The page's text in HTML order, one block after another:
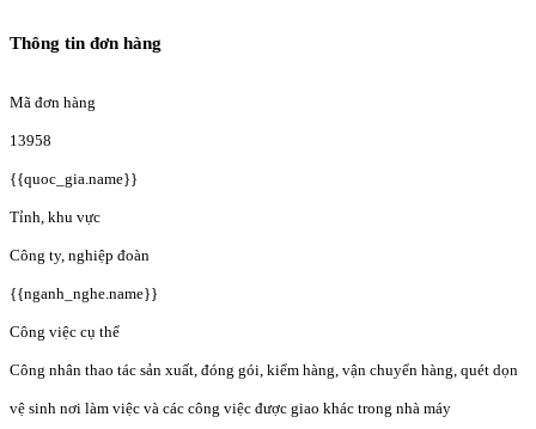
Thông tin đơn hàng
Mã đơn hàng
13958
{{quoc_gia.name}}
Tỉnh, khu vực
Công ty, nghiệp đoàn
{{nganh_nghe.name}}
Công việc cụ thể
Công nhân thao tác sản xuất, đóng gói, kiểm hàng, vận chuyển hàng, quét dọn
vệ sinh nơi làm việc và các công việc được giao khác trong nhà máy